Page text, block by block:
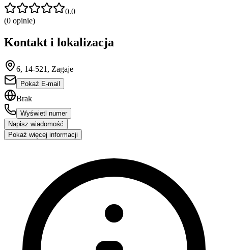
0.0
(0 opinie)
Kontakt i lokalizacja
6, 14-521, Zagaje
Pokaż E-mail
Brak
Wyświetl numer
Napisz wiadomość
Pokaż więcej informacji